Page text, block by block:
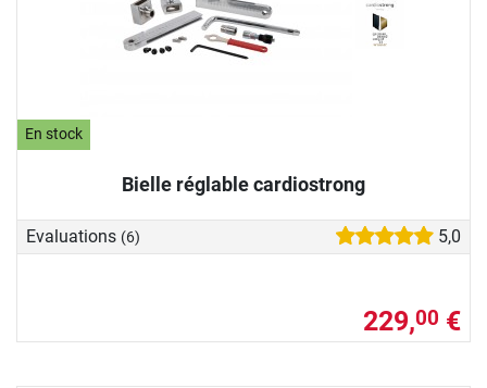
En stock
Bielle réglable cardiostrong
Evaluations (6) 5,0
229,00 €